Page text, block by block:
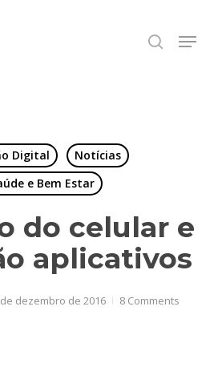
search
Menu
Digital
Notícias
e Bem Estar
do celular e
aplicativos
dezembro de 2016 8 Comments
Close